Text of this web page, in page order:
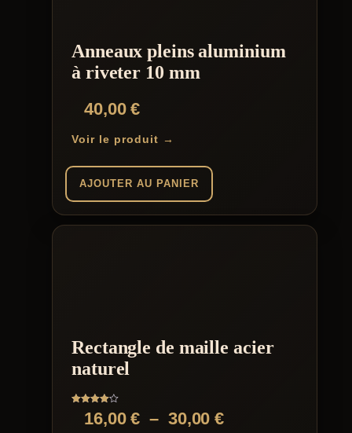
Anneaux pleins aluminium
à riveter 10 mm
40,00€
Voir le produit →
AJOUTER AU PANIER
Rectangle de maille acier
naturel
Note16,00€ – 30,00€Plage